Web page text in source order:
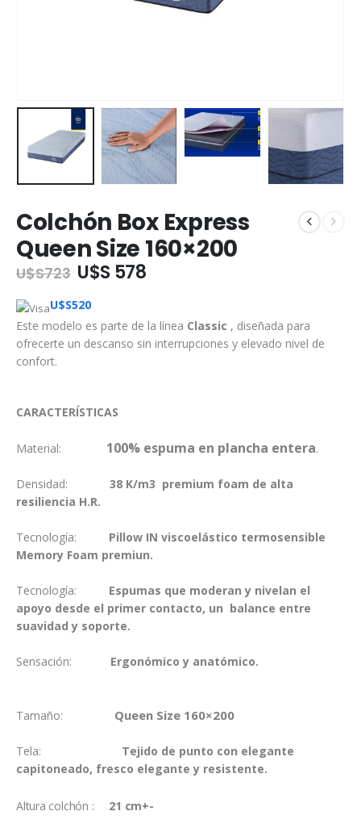
Colchón Box Express
Queen Size 160×200
U$S723 U$S 578
U$S520
Este modelo es parte de la línea Classic , diseñada para
ofrecerte un descanso sin interrupciones y elevado nivel de
confort.
CARACTERÍSTICAS
Material: 100% espuma en plancha entera.
Densidad:
38 K/m3 premium foam de alta
resiliencia H.R.
Tecnología:
Pillow IN viscoelástico termosensible
Memory Foam premiun.
Tecnología: Espumas que moderan y nivelan el
apoyo desde el primer contacto, un balance entre
suavidad y soporte.
Sensación: Ergonómico y anatómico.
Tamaño: Queen Size 160×200
Tela: Tejido de punto con elegante
capitoneado, fresco elegante y resistente.
Altura colchón : 21 cm+-